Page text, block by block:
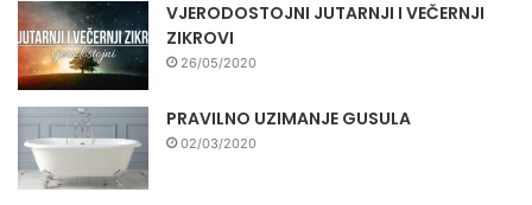
VJERODOSTOJNI JUTARNJI I VEČERNJI
ZIKROVI
26/05/2020
PRAVILNO UZIMANJE GUSULA
02/03/2020